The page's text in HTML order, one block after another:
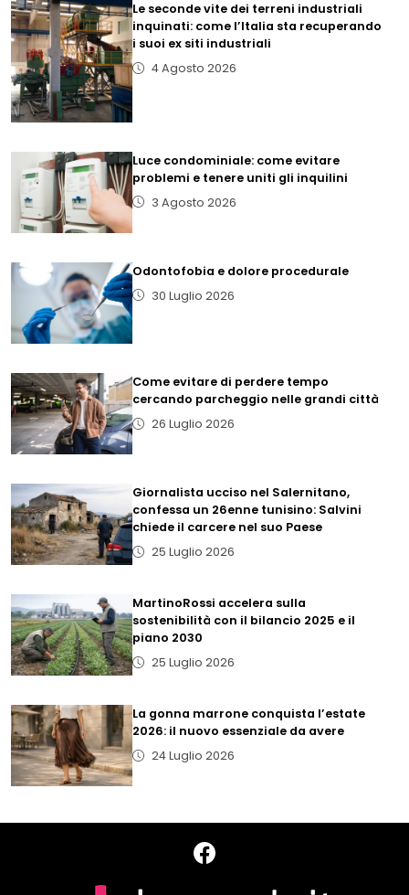
Le seconde vite dei terreni industriali
inquinati: come l’Italia sta recuperando
i suoi ex siti industriali
4 Agosto 2026
Luce condominiale: come evitare
problemi e tenere uniti gli inquilini
3 Agosto 2026
Odontofobia e dolore procedurale
30 Luglio 2026
Come evitare di perdere tempo
cercando parcheggio nelle grandi città
26 Luglio 2026
Giornalista ucciso nel Salernitano,
confessa un 26enne tunisino: Salvini
chiede il carcere nel suo Paese
25 Luglio 2026
MartinoRossi accelera sulla
sostenibilità con il bilancio 2025 e il
piano 2030
25 Luglio 2026
La gonna marrone conquista l’estate
2026: il nuovo essenziale da avere
24 Luglio 2026